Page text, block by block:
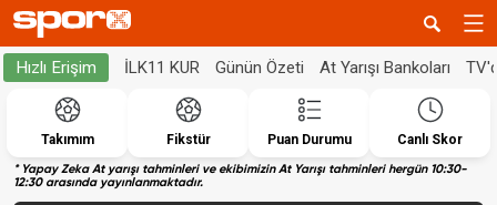
Hızlı Erişim İLK11 KUR Günün Özeti At Yarışı Bankoları
Takımım Fikstür Puan Durumu Canlı Skor
* Yapay Zeka At yarışı tahminleri ve ekibimizin At Yarışı tahminleri hergün 10:30-
12:30 arasında yayınlanmaktadır.